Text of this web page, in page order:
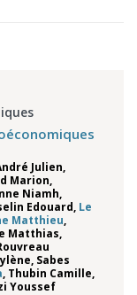
Julien,
Marion,
Niamh,
Edouard, Le
Matthieu,
Matthias,
, Sabes
, Thubin Camille,
Youssef